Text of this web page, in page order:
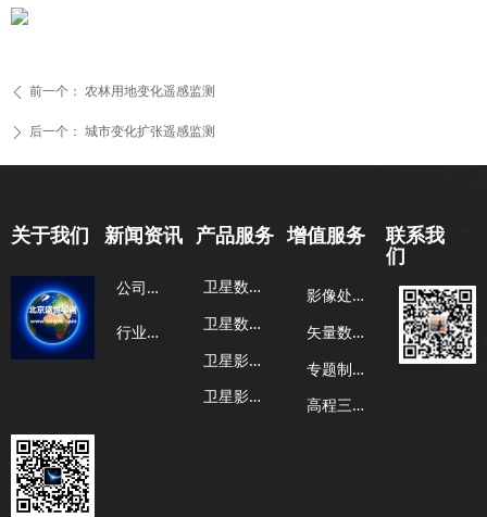
ꄴ 前一个： 农林用地变化遥感监测
ꄲ 后一个： 城市变化扩张遥感监测
关于我们
公
司新闻
行
业新闻
新闻资讯
卫
星数据介绍
卫
星数据样图
卫
星影像价格
卫
星影像汇总
产品服务
影
像处理服务
矢
量数据服务
专
题制作服务
高
程三维服务
增值服务
联系我
们